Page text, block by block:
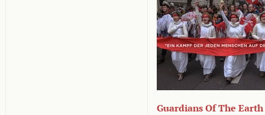
Guardians Of The Earth